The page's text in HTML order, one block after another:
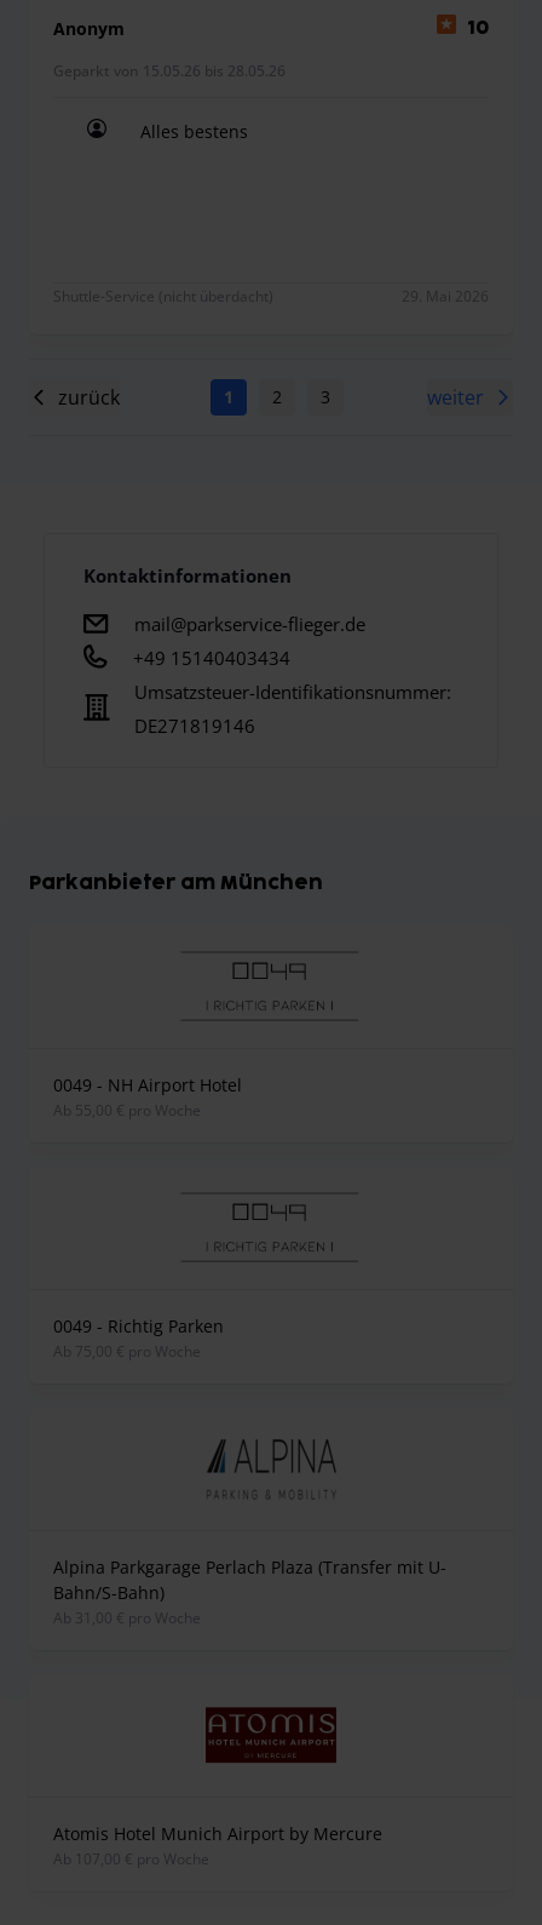
Anonym 10
Geparkt von 15.05.26 bis 28.05.26
Alles bestens
Shuttle-Service (nicht überdacht) 29. Mai 2026
zurück 1 2 3 6
weiter
Kontaktinformationen
mail@parkservice-flieger.de
+49 15140403434
Umsatzsteuer-Identifikationsnummer:
DE271819146
Parkanbieter am München
0049 - NH Airport Hotel
ab 55,00 € pro Woche
0049 - Richtig Parken
ab 75,00 € pro Woche
Alpina Parkgarage Perlach Plaza (Transfer mit U-
Bahn/S-Bahn)
ab 31,00 € pro Woche
Atomis Hotel Munich Airport by Mercure
ab 107,00 € pro Woche